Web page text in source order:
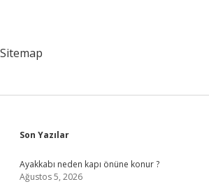
Sitemap
Sidebar
Son Yazılar
Ayakkabı neden kapı önüne konur ?
Ağustos 5, 2026